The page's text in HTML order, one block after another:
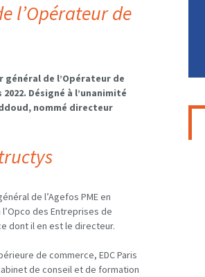
l’Opérateur de
de l’Opérateur de
Désigné à l’unanimité
nommé directeur
de l’Agefos PME en
des Entreprises de
dont il en est le directeur.
de commerce, EDC Paris
de conseil et de formation